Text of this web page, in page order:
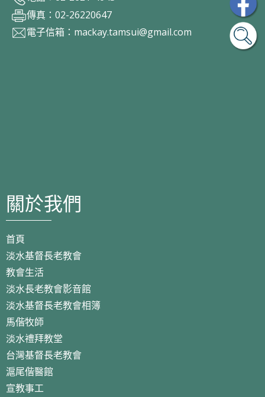
傳真：02-26220647
電子信箱： mackay.tamsui@gmail.com
關於我們
首頁
淡水基督長老教會
教會生活
淡水長老教會影音館
淡水基督長老教會相簿
馬偕牧師
淡水禮拜教堂
台灣基督長老教會
滬尾偕醫館
宣教事工